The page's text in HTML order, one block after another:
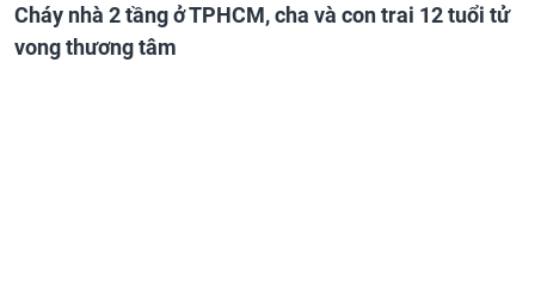
Cháy nhà 2 tầng ở TPHCM, cha và con trai 12 tuổi tử
vong thương tâm